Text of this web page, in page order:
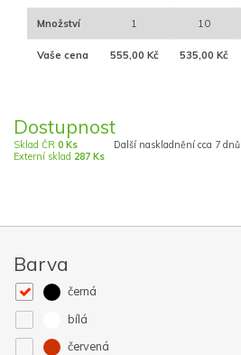
Množství 1 10
Vaše cena 555,00 Kč 535,00 Kč
Dostupnost
Sklad ČR 0 Ks
Externí sklad 287 Ks
Další naskladnění cca 7 dnů
Barva
černá
bílá
červená